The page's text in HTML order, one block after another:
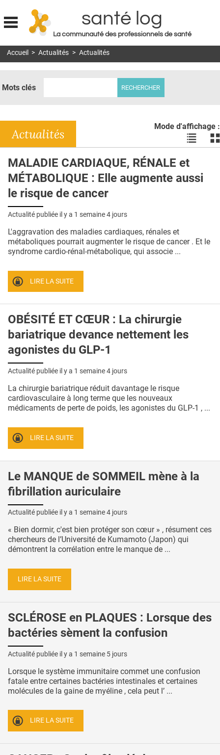
Jump to navigation
santé log
La communauté des professionnels de santé
MON COMPTE
DOSSIERS
RÉSEAUX
E-REVUE SAD
THÉMA
L'APP
PUBLICITÉ
CONTACT
Accueil > Actualités > Actualités
Mots clés
Mode d'affichage :
Voir
les
en
liste
les
Actualités
MALADIE CARDIAQUE, RÉNALE et
MÉTABOLIQUE : Elle augmente aussi
le risque de cancer
Actualité publiée il y a 1 semaine 4 jours
L'aggravation des maladies cardiaques, rénales et
métaboliques pourrait augmenter le risque de cancer . Et le
syndrome cardio-rénal-métabolique, qui associe ...
LIRE LA SUITE
OBÉSITÉ ET CŒUR : La chirurgie
bariatrique devance nettement les
agonistes du GLP-1
Actualité publiée il y a 1 semaine 4 jours
La chirurgie bariatrique réduit davantage le risque
cardiovasculaire à long terme que les nouveaux
médicaments de perte de poids, les agonistes du GLP-1 , ...
LIRE LA SUITE
Le MANQUE de SOMMEIL mène à la
fibrillation auriculaire
Actualité publiée il y a 1 semaine 4 jours
« Bien dormir, c'est bien protéger son cœur » , résument ces
chercheurs de l’Université de Kumamoto (Japon) qui
démontrent la corrélation entre le manque de ...
LIRE LA SUITE
SCLÉROSE en PLAQUES : Lorsque des
bactéries sèment la confusion
Actualité publiée il y a 1 semaine 5 jours
Lorsque le système immunitaire commet une confusion
fatale entre certaines bactéries intestinales et certaines
molécules de la gaine de myéline , cela peut l’ ...
LIRE LA SUITE